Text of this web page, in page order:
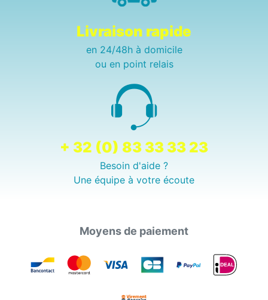
Livraison rapide
en 24/48h à domicile
ou en point relais
+ 32 (0) 83 33 33 23
Besoin d'aide ?
Une équipe à votre écoute
Moyens de paiement